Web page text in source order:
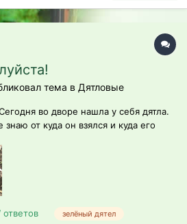
тема в Дятловые
во дворе нашла у себя дятла.
от куда он взялся и куда его
птица или нет? Если это слетыш ,
клумбе, деревьев по близости
ответов зелёный дятел